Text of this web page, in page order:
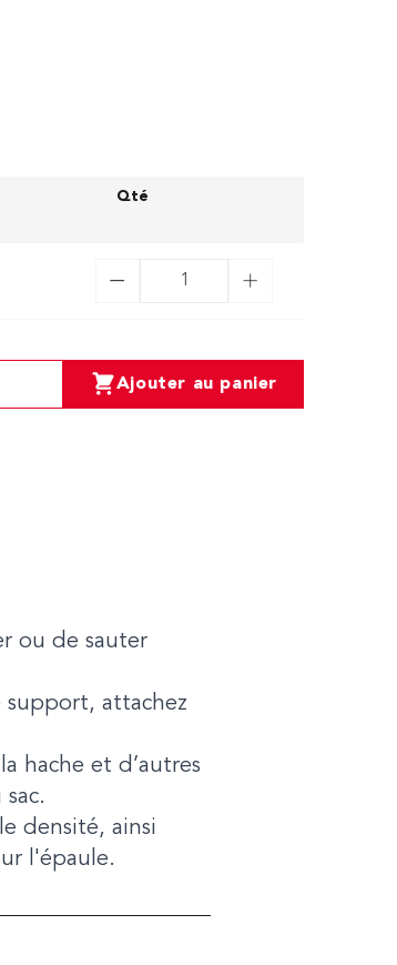
Qté
Ajouter au panier
ou de sauter
support, attachez
hache et d’autres
densité, ainsi
l'épaule.